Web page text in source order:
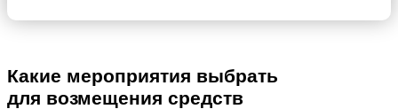
Какие мероприятия выбрать
для возмещения средств